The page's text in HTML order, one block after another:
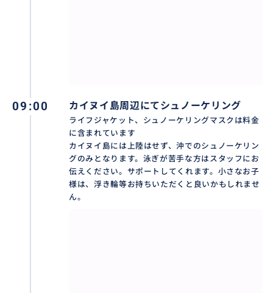
09:00 カイヌイ島周辺にてシュノーケリング
ライフジャケット、シュノーケリングマスクは料金
に含まれています
カイヌイ島には上陸はせず、沖でのシュノーケリン
グのみとなります。泳ぎが苦手な方はスタッフにお
伝えください。サポートしてくれます。小さなお子
様は、浮き輪等お持ちいただくと良いかもしれませ
ん。